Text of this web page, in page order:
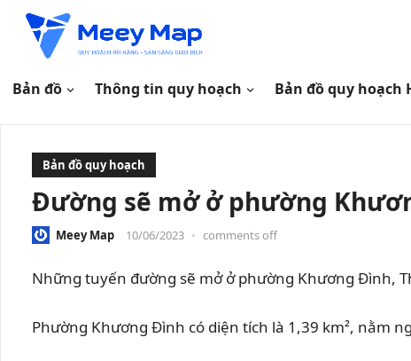
Bản đồ Thông tin quy hoạch Bản đồ quy hoạch
Bản đồ quy hoạch
Đường sẽ mở ở phường
Meey Map 10/06/2023 • comments off
Những tuyến đường sẽ mở ở phường Khương Đình,
Phường Khương Đình có diện tích là 1,39 km², nằm